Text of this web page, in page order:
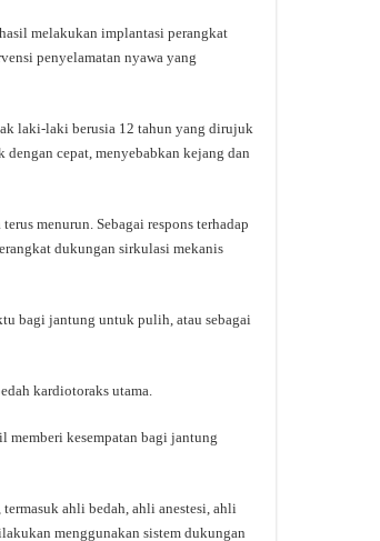
melakukan implantasi perangkat
penyelamatan nyawa yang
laki-laki berusia 12 tahun yang dirujuk
cepat, menyebabkan kejang dan
menurun. Sebagai respons terhadap
dukungan sirkulasi mekanis
bagi jantung untuk pulih, atau sebagai
kardiotoraks utama.
memberi kesempatan bagi jantung
ahli bedah, ahli anestesi, ahli
menggunakan sistem dukungan